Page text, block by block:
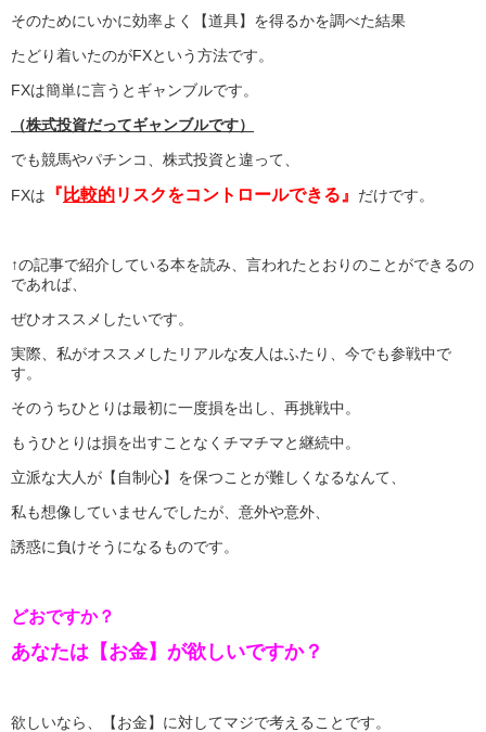
そのためにいかに効率よく【道具】を得るかを調べた結果
たどり着いたのがFXという方法です。
FXは簡単に言うとギャンブルです。
（株式投資だってギャンブルです）
でも競馬やパチンコ、株式投資と違って、
FXは 『 比較的リスクをコントロールできる』 だけです。
↑の記事で紹介している本を読み、言われたとおりのことができるの
であれば、
ぜひオススメしたいです。
実際、私がオススメしたリアルな友人はふたり、今でも参戦中で
す。
そのうちひとりは最初に一度損を出し、再挑戦中。
もうひとりは損を出すことなくチマチマと継続中。
立派な大人が【自制心】を保つことが難しくなるなんて、
私も想像していませんでしたが、意外や意外、
誘惑に負けそうになるものです。
どおですか？
あなたは【お金】が欲しいですか？
欲しいなら、【お金】に対してマジで考えることです。